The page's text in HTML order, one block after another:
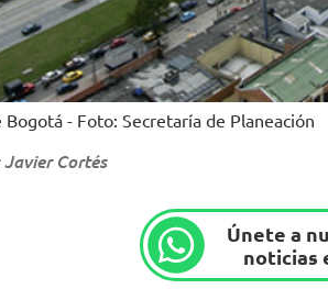
Bogotá - Foto: Secretaría de Planeación
Cortés
Únete a
noticias